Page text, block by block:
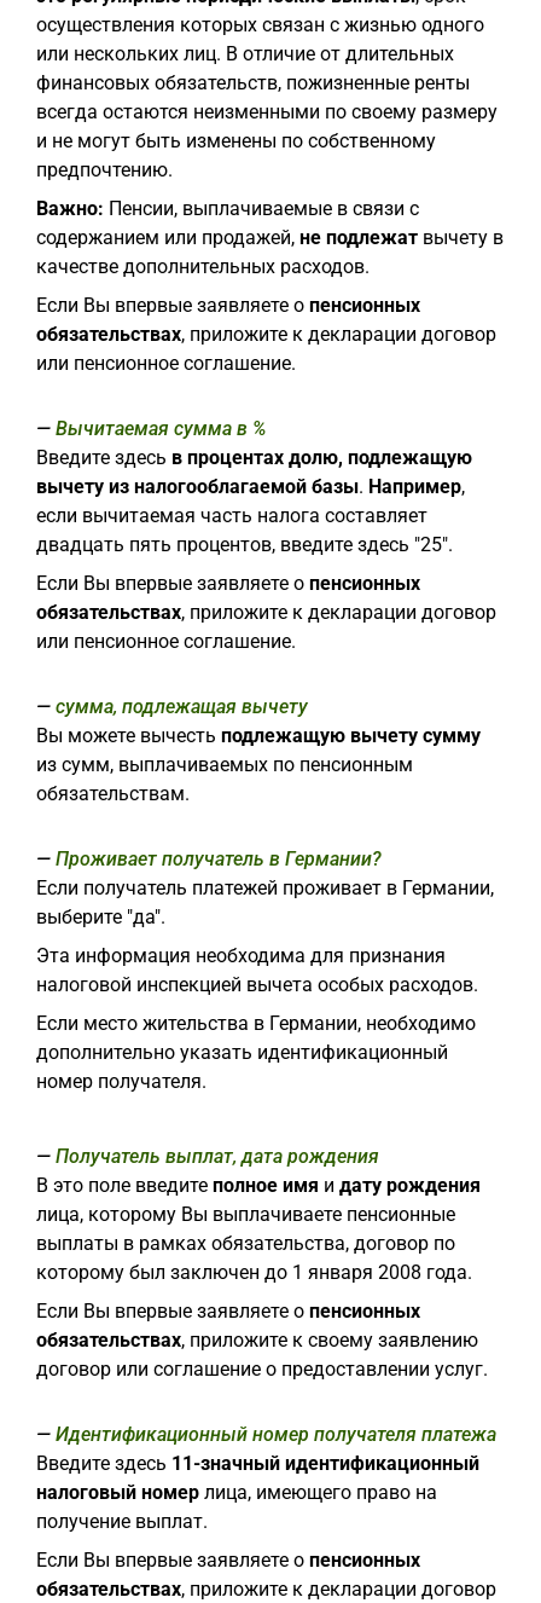
осуществления которых связан с жизнью одного
или нескольких лиц. В отличие от длительных
финансовых обязательств, пожизненные ренты
всегда остаются неизменными по своему размеру
и не могут быть изменены по собственному
предпочтению.
Важно: Пенсии, выплачиваемые в связи с
содержанием или продажей, не подлежат вычету в
качестве дополнительных расходов.
Если Вы впервые заявляете о пенсионных
обязательствах, приложите к декларации договор
или пенсионное соглашение.
Вычитаемая сумма в %
Введите здесь в процентах долю, подлежащую
вычету из налогооблагаемой базы. Например,
если вычитаемая часть налога составляет
двадцать пять процентов, введите здесь "25".
Если Вы впервые заявляете о пенсионных
обязательствах, приложите к декларации договор
или пенсионное соглашение.
сумма, подлежащая вычету
Вы можете вычесть подлежащую вычету сумму
из сумм, выплачиваемых по пенсионным
обязательствам.
Проживает получатель в Германии?
Если получатель платежей проживает в Германии,
выберите "да".
Эта информация необходима для признания
налоговой инспекцией вычета особых расходов.
Если место жительства в Германии, необходимо
дополнительно указать идентификационный
номер получателя.
Получатель выплат, дата рождения
В это поле введите полное имя и дату рождения
лица, которому Вы выплачиваете пенсионные
выплаты в рамках обязательства, договор по
которому был заключен до 1 января 2008 года.
Если Вы впервые заявляете о пенсионных
обязательствах, приложите к своему заявлению
договор или соглашение о предоставлении услуг.
Идентификационный номер получателя платежа
Введите здесь 11-значный идентификационный
налоговый номер лица, имеющего право на
получение выплат.
Если Вы впервые заявляете о пенсионных
обязательствах, приложите к декларации договор